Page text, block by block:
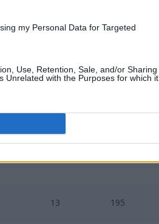
my Personal Data for Targeted
Use, Retention, Sale, and/or Sharing
Unrelated with the Purposes for which it
13 195